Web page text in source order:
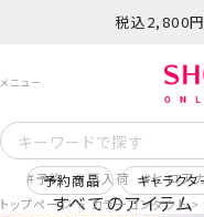
税込2,800
予約 再入荷 ヒロア
すべてのアイテム
予約商品 キャラクタ
トップページ カラーコンタクト